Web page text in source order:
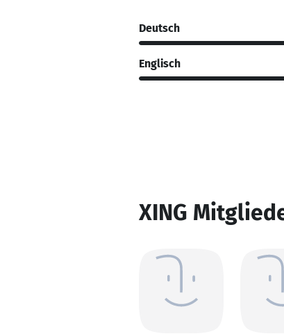
Deutsch
Englisch
XING